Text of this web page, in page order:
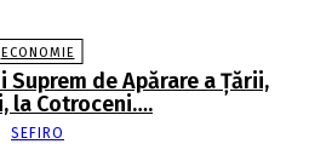
ECONOMIE
de Apărare a Ţării,
la Cotroceni….
SEFIRO